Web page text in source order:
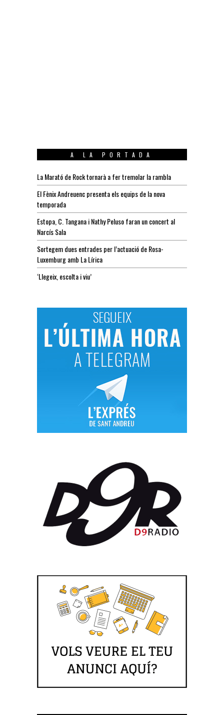
A LA PORTADA
La Marató de Rock tornarà a fer tremolar la rambla
El Fènix Andreuenc presenta els equips de la nova
temporada
Estopa, C. Tangana i Nathy Peluso faran un concert al
Narcís Sala
Sortegem dues entrades per l’actuació de Rosa-
Luxemburg amb La Lírica
‘Llegeix, escolta i viu’